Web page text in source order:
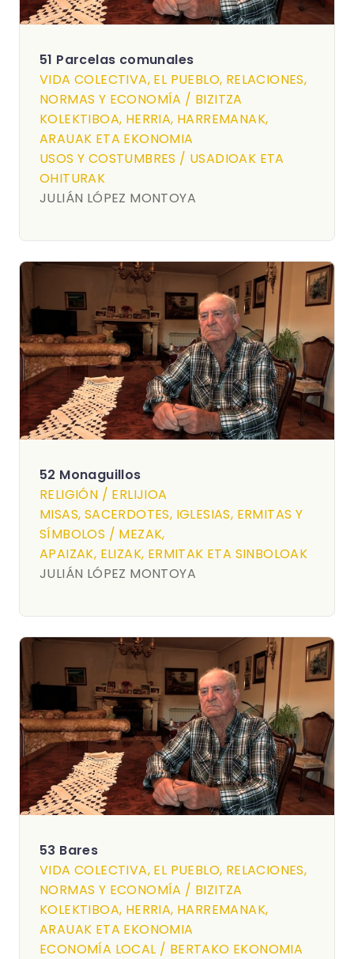
51 Parcelas comunales
VIDA COLECTIVA, EL PUEBLO, RELACIONES,
NORMAS Y ECONOMÍA / BIZITZA
KOLEKTIBOA, HERRIA, HARREMANAK,
ARAUAK ETA EKONOMIA
USOS Y COSTUMBRES / USADIOAK ETA
OHITURAK
JULIÁN LÓPEZ MONTOYA
52 Monaguillos
RELIGIÓN / ERLIJIOA
MISAS, SACERDOTES, IGLESIAS, ERMITAS Y
SÍMBOLOS / MEZAK,
APAIZAK, ELIZAK, ERMITAK ETA SINBOLOAK
JULIÁN LÓPEZ MONTOYA
53 Bares
VIDA COLECTIVA, EL PUEBLO, RELACIONES,
NORMAS Y ECONOMÍA / BIZITZA
KOLEKTIBOA, HERRIA, HARREMANAK,
ARAUAK ETA EKONOMIA
ECONOMÍA LOCAL / BERTAKO EKONOMIA